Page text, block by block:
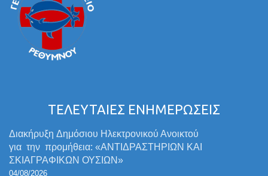
ΤΕΛΕΥΤΑΙΕΣ ΕΝΗΜΕΡΩΣΕΙΣ
Διακήρυξη Δημόσιου Ηλεκτρονικού Ανοικτού
για την προμήθεια: «ΑΝΤΙΔΡΑΣΤΗΡΙΩΝ ΚΑΙ
ΣΚΙΑΓΡΑΦΙΚΩΝ ΟΥΣΙΩΝ»
04/08/2026